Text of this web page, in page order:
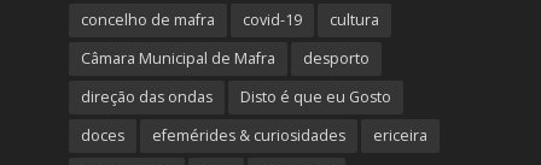
concelho de mafra
covid-19
cultura
Câmara Municipal de Mafra
desporto
direção das ondas
Disto é que eu Gosto
doces
efemérides & curiosidades
ericeira